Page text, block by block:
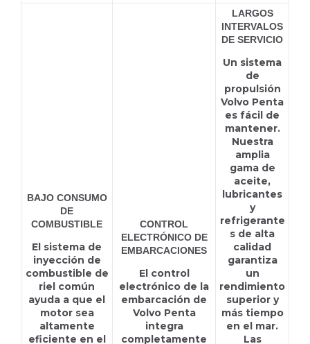
BAJO CONSUMO
DE
COMBUSTIBLE
El sistema de
inyección de
combustible de
riel común
ayuda a que el
motor sea
altamente
eficiente en el
CONTROL
ELECTRÓNICO DE
EMBARCACIONES
El control
electrónico de la
embarcación de
Volvo Penta
integra
completamente
LARGOS
INTERVALOS
DE SERVICIO
Un sistema
de
propulsión
Volvo Penta
es fácil de
mantener.
Nuestra
amplia
gama de
aceite,
lubricantes
y
refrigerante
s de alta
calidad
garantiza
un
rendimiento
superior y
más tiempo
en el mar.
Las